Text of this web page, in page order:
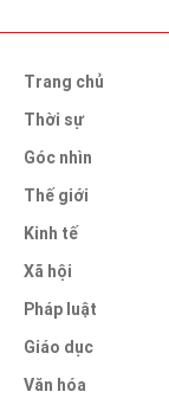
Trang chủ
Thời sự
Góc nhìn
Thế giới
Kinh tế
Xã hội
Pháp luật
Giáo dục
Văn hóa